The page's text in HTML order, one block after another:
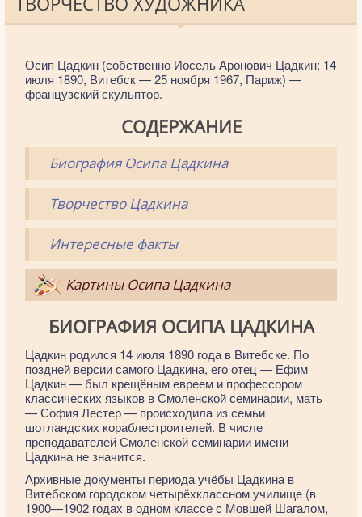
Осип Цадкин (собственно Иосель Аронович Цадкин; 14
июля 1890, Витебск — 25 ноября 1967, Париж) —
французский скульптор.
СОДЕРЖАНИЕ
Биография Осипа Цадкина
Творчество Цадкина
Интересные факты
Картины Осипа Цадкина
БИОГРАФИЯ ОСИПА ЦАДКИНА
Цадкин родился 14 июля 1890 года в Витебске. По
поздней версии самого Цадкина, его отец — Ефим
Цадкин — был крещёным евреем и профессором
классических языков в Смоленской семинарии, мать
— София Лестер — происходила из семьи
шотландских кораблестроителей. В числе
преподавателей Смоленской семинарии имени
Цадкина не значится.
Архивные документы периода учёбы Цадкина в
Витебском городском четырёхклассном училище (в
1900—1902 годах в одном классе с Мовшей Шагалом,